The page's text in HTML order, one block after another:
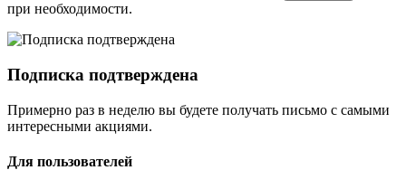
при необходимости.
Подписка подтверждена
Примерно раз в неделю вы будете получать письмо с самыми
интересными акциями.
Для пользователей